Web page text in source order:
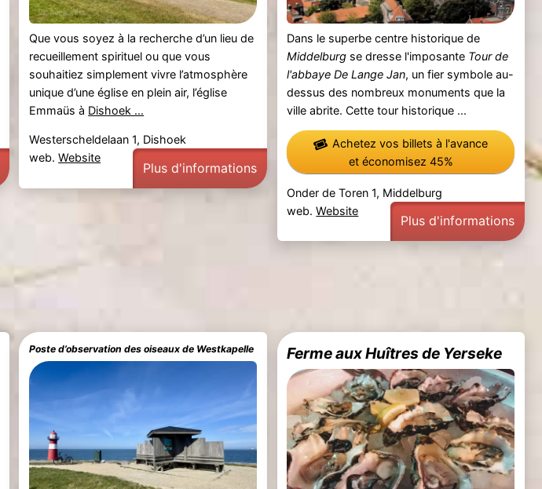
Que vous soyez à la recherche d’un lieu de
recueillement spirituel ou que vous
souhaitiez simplement vivre l’atmosphère
unique d’une église en plein air, l’église
Emmaüs à Dishoek ...
Westerscheldelaan 1, Dishoek
web.Website
Plus d'informations
Dans le superbe centre historique de
Middelburg se dresse l'imposante Tour de
l'abbaye De Lange Jan, un fier symbole au-
dessus des nombreux monuments que la
ville abrite. Cette tour historique ...
Achetez vos billets à l'avance
et économisez 45%
Onder de Toren 1, Middelburg
web.Website
Plus d'informations
Poste d’observation des oiseaux de Westkapelle Ferme aux Huîtres de Yerseke